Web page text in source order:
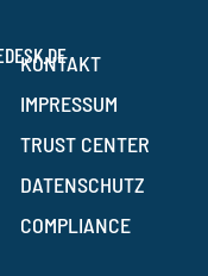
KONTAKT
IMPRESSUM
TRUST CENTER
DATENSCHUTZ
COMPLIANCE